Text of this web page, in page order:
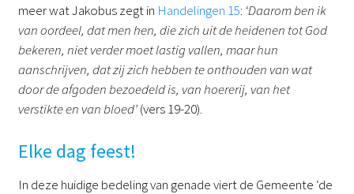
meer wat Jakobus zegt in Handelingen 15: ‘Daarom ben ik
van oordeel, dat men hen, die zich uit de heidenen tot God
bekeren, niet verder moet lastig vallen, maar hun
aanschrijven, dat zij zich hebben te onthouden van wat
door de afgoden bezoedeld is, van hoererij, van het
verstikte en van bloed’(vers 19-20).
Elke dag feest!
In deze huidige bedeling van genade viert de Gemeente ‘de